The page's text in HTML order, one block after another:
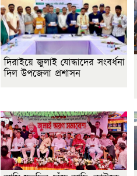
দিরাইয়ে জুলাই যোদ্ধাদের সংবর্ধনা
দিল উপজেলা প্রশাসন